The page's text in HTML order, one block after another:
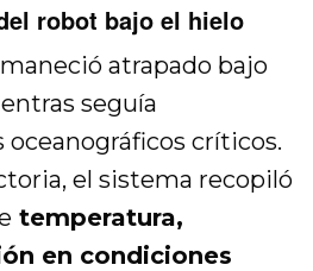
robot bajo el hielo
atrapado bajo
seguía
críticos.
el sistema recopiló
temperatura,
en condiciones